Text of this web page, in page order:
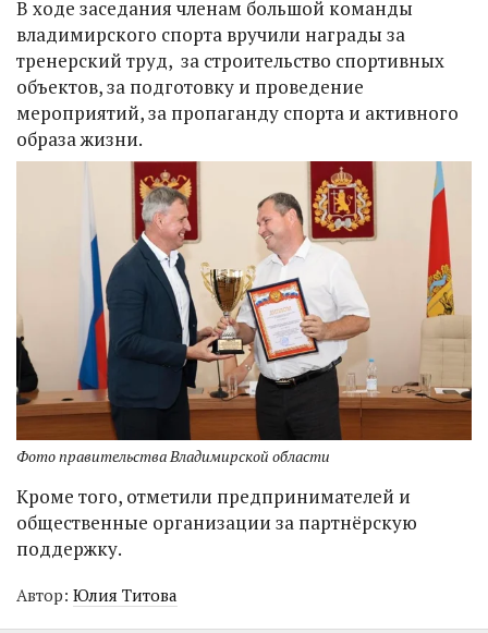
В ходе заседания членам большой команды
владимирского спорта вручили награды за
тренерский труд, за строительство спортивных
объектов, за подготовку и проведение
мероприятий, за пропаганду спорта и активного
образа жизни.
Фото правительства Владимирской области
Кроме того, отметили предпринимателей и
общественные организации за партнёрскую
поддержку.
Автор: Юлия Титова